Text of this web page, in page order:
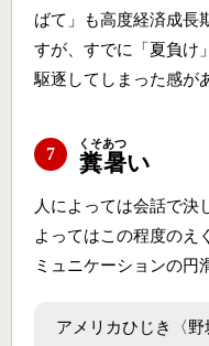
ばて」も高度経済成長
すが、すでに「夏負け
駆逐してしまった感が
7 糞暑
くそあつ
い
人によっては会話で決
よってはこの程度のえ
ミュニケーションの円
アメリカひじき〈